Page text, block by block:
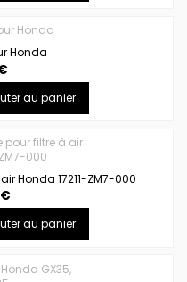
Honda
au panier
Honda 17211-ZM7-000
au panier